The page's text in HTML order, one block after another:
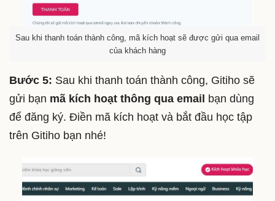
Sau khi thanh toán thành công, mã kích hoạt sẽ được gửi qua email
của khách hàng
Bước 5: Sau khi thanh toán thành công, Gitiho sẽ
gửi bạn mã kích hoạt thông qua email bạn dùng
để đăng ký. Điền mã kích hoạt và bắt đầu học tập
trên Gitiho bạn nhé!